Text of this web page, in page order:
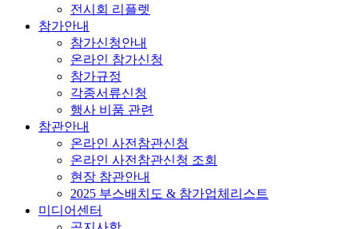
전시회 리플렛
참가안내
참가신청안내
온라인 참가신청
참가규정
각종서류신청
행사 비품 관련
참관안내
온라인 사전참관신청
온라인 사전참관신청 조회
현장 참관안내
2025 부스배치도 & 참가업체리스트
미디어센터